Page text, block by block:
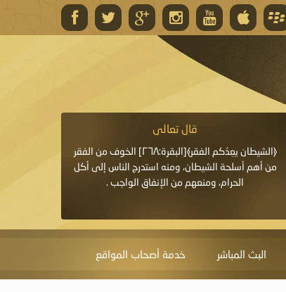
قال تعالى
﴿الشيطان يعِدُكم الفقر﴾[البقرة:٢٦٨] الخوف من الفقر
من أهم أسلحة الشيطان، ومنه استدرج الناس إلى أكل
الحرام، ومنعهم من الإنفاق الواجب .
البث المباشر خدمة أصحاب المواقع